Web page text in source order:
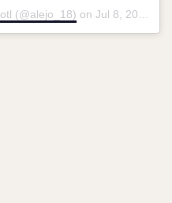
(@alejo_18) on Jul 8, 2016 at 1:14pm PDT